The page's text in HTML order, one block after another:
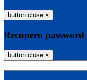
button close ×
Recupero password
button close ×